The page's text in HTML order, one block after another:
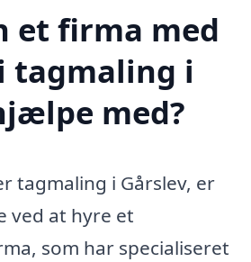
et firma med
tagmaling i
med?
tagmaling i Gårslev, er
ved at hyre et
som har specialiseret